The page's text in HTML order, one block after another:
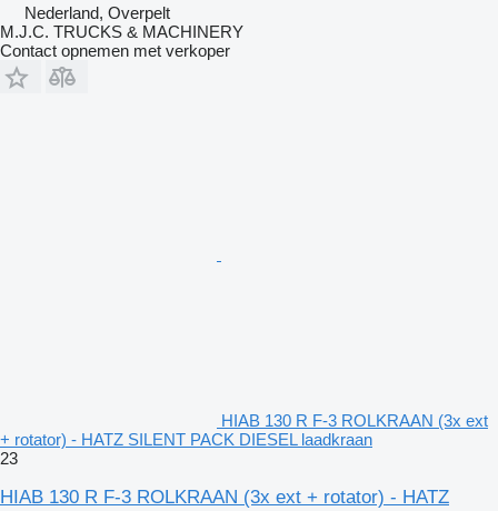
Nederland, Overpelt
M.J.C. TRUCKS & MACHINERY
Contact opnemen met verkoper
HIAB 130 R F-3 ROLKRAAN (3x ext
+ rotator) - HATZ SILENT PACK DIESEL laadkraan
23
HIAB 130 R F-3 ROLKRAAN (3x ext + rotator) - HATZ